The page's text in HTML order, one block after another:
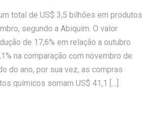
total de US$ 3,5 bilhões em produtos
segundo a Abiquim. O valor
de 17,6% em relação a outubro
na comparação com novembro de
do ano, por sua vez, as compras
químicos somam US$ 41,1 […]